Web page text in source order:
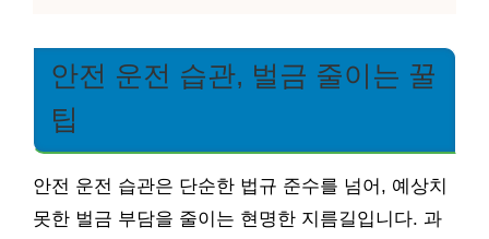
안전 운전 습관, 벌금 줄이는 꿀
팁
안전 운전 습관은 단순한 법규 준수를 넘어, 예상치
못한 벌금 부담을 줄이는 현명한 지름길입니다. 과